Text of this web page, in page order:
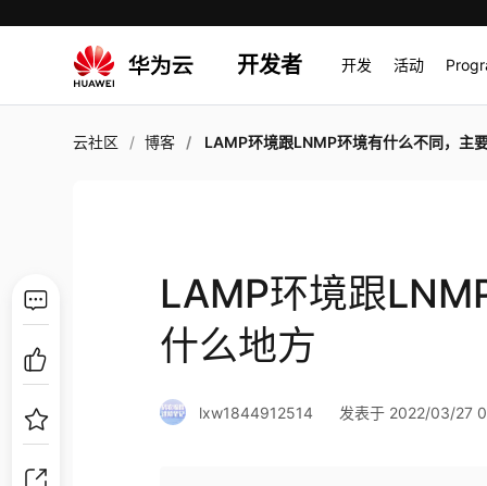
开发者 开发 活动
云社区 博客 LAMP环境跟LNMP环境有什么不同，主要用什么
LAMP环境跟
什么地方
lxw1844912514 发表于 2022/03/27